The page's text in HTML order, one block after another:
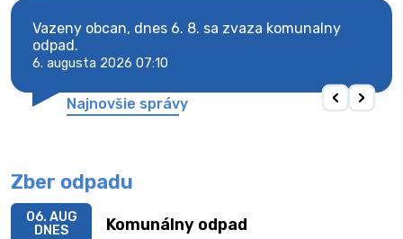
Vazeny obcan, dnes 6. 8. sa zvaza komunalny
odpad.
6. augusta 2026 07:10
Najnovšie správy
Zber odpadu
Komunálny odpad
06. AUG
DNES